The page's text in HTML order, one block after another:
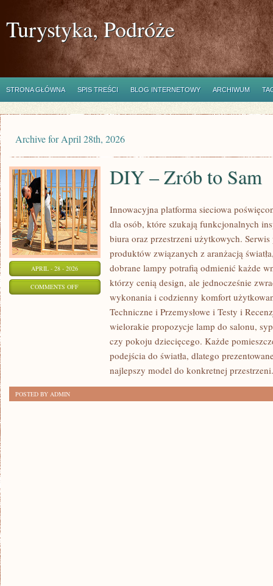
Turystyka, Podróże
STRONA GŁÓWNA SPIS TREŚCI BLOG INTERNETOWY ARCHIWUM
Archive for April 28th, 2026
APRIL - 28 - 2026
COMMENTS OFFON
DIY – Zrób to Sam
Innowacyjna platforma sieciowa
dla osób, które szukają funkcjonalnych
biura oraz przestrzeni użytkowych.
produktów związanych z aranżacją
dobrane lampy potrafią odmienić każde
którzy cenią design, ale jednocześnie
wykonania i codzienny komfort
Techniczne i Przemysłowe i Testy i
wielorakie propozycje lamp do salonu,
czy pokoju dziecięcego. Każde
podejścia do światła, dlatego
najlepszy model do konkretnej przestrzeni.
POSTED BY ADMIN